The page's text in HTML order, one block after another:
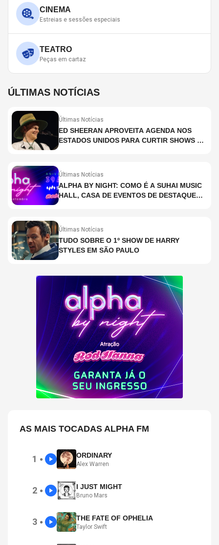
CINEMA
Estreias e sessões especiais
TEATRO
Peças em cartaz
ÚLTIMAS NOTÍCIAS
Últimas Notícias
ED SHEERAN APROVEITA AGENDA NOS
ESTADOS UNIDOS PARA CURTIR SHOWS DO
Últimas Notícias
ALPHA BY NIGHT: COMO É A SUHAI MUSIC
HALL, CASA DE EVENTOS DE DESTAQUE
Últimas Notícias
TUDO SOBRE O 1º SHOW DE HARRY
STYLES EM SÃO PAULO
AS MAIS TOCADAS ALPHA FM
1 ● ORDINARY
Alex Warren
2 ● I JUST MIGHT
Bruno Mars
3 ● THE FATE OF OPHELIA
Taylor Swift